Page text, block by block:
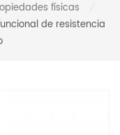
físicas
de resistencia